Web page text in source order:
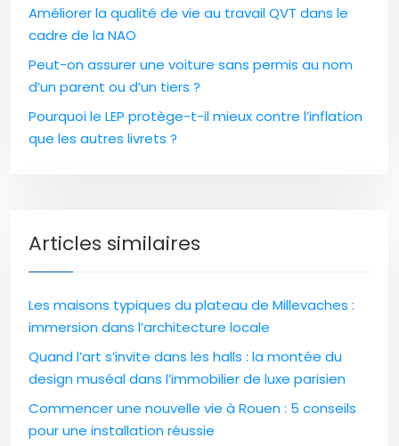
Améliorer la qualité de vie au travail QVT dans le
cadre de la NAO
Peut-on assurer une voiture sans permis au nom
d’un parent ou d’un tiers ?
Pourquoi le LEP protège-t-il mieux contre l’inflation
que les autres livrets ?
Articles similaires
Les maisons typiques du plateau de Millevaches :
immersion dans l’architecture locale
Quand l’art s’invite dans les halls : la montée du
design muséal dans l’immobilier de luxe parisien
Commencer une nouvelle vie à Rouen : 5 conseils
pour une installation réussie